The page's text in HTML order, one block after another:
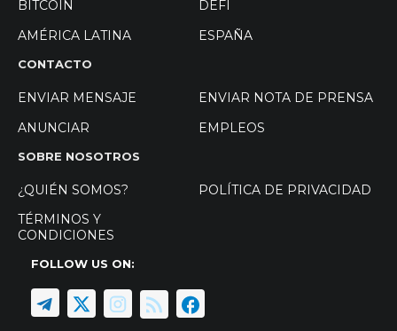
BITCOIN
DEFI
AMÉRICA LATINA
ESPAÑA
CONTACTO
ENVIAR MENSAJE
ENVIAR NOTA DE PRENSA
ANUNCIAR
EMPLEOS
SOBRE NOSOTROS
¿QUIÉN SOMOS?
POLÍTICA DE PRIVACIDAD
TÉRMINOS Y
CONDICIONES
FOLLOW US ON: